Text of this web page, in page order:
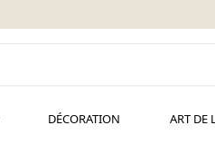
DÉCORATION ART DE